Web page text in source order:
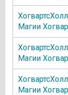
ХогвартсХолл
Магии
ХогвартсХолл
Магии
ХогвартсХолл
Магии